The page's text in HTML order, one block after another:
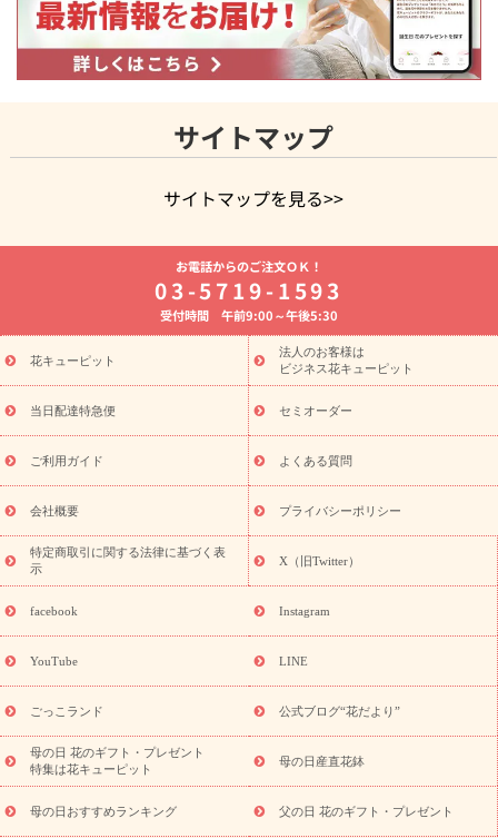
サイトマップ
サイトマップを見る>>
よく贈られる花
お祝いの花特集
誕生日フラワーギフト特集
8月の誕生花(トルコキキョウ)
開店・開業祝い
お供え・お悔やみ お供え・お悔やみの花
通夜・葬儀に贈る花 胡蝶蘭・花鉢
ーブドフラワー
季節のイベント
ひまわり ギフト・プレゼント
特集
お盆 花（新盆・初盆） 季節のイベント
お盆 花（新
盆・初盆）
お盆 花（新盆・初盆）
お盆・お供え 花とセットギ
フト
お盆・お供え プリザーブドフラワー
ひまわり ギフト・プ
レゼント特集
夏の花贈り・お中元・暑中見舞い 花のギフト特集
敬老の日におくる花ギフト・プレゼント特集
花ギフト・プレゼント特集
敬老の日 花のおすすめランキング
敬
老の日 花鉢植えのギフト・プレゼント特集
敬老の日 花とセットギ
フト・プレゼント特集
敬老の日の花 全てのギフト一覧
キャン
ペーン
「きょう誕生日なんです」キャンペーン
探す
誕生日フラワーギフト 誕生日フラワーギフト特集
誕生
日フラワーギフト商品一覧
ユリ トルコキキョウ
誕生花(トルコキキョウ)
9月の誕生花(リンドウ)
誕生日セット
ギフト
「きょう誕生日なんです」キャンペーン
用途から探す お祝いの花特集 当日配達特急便
お祝い商品
一覧
お祝い 新築・引っ越し祝い
結婚記念日
結婚祝い 出産祝い 退院祝い・快気祝い
還暦
祝い・長寿祝い
プチギフト ペットのお祝いフラワー
元・暑中見舞い
敬老の日
お供え
お供え・お悔やみ商品一覧 お供え・お悔やみの花
十九日法要以降に贈る花
通夜・葬儀に贈る花
お供え お花とセッ
お電話からのご注文ＯＫ！
03-5719-1593
受付時間 午前9:00～午後5:30
花キューピット
法人のお客様は
ビジネス花キューピット
当日配達特急便 セミオーダー
ご利用ガイド よくある質問
会社概要 プライバシーポリシー
特定商取引に関する法律に基づく表
示
X（旧Twitter）
facebook Instagram
YouTube LINE
ごっこランド 公式ブログ“花だより”
母の日 花のギフト・プレゼント
特集は花キューピット
母の日産直花鉢
母の日おすすめランキング 父の日 花のギフト・プレゼント